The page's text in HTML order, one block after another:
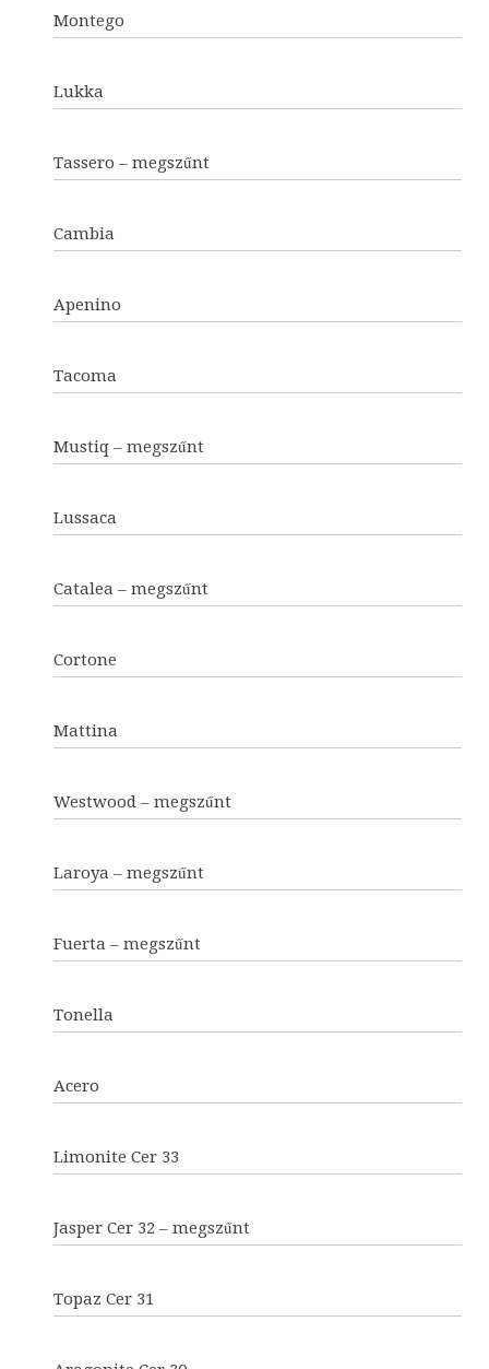
Montego
Lukka
Tassero – megszűnt
Cambia
Apenino
Tacoma
Mustiq – megszűnt
Lussaca
Catalea – megszűnt
Cortone
Mattina
Westwood – megszűnt
Laroya – megszűnt
Fuerta – megszűnt
Tonella
Acero
Limonite Cer 33
Jasper Cer 32 – megszűnt
Topaz Cer 31